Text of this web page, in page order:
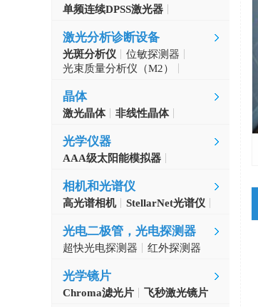
单频连续DPSS激光器
激光分析诊断设备
光斑分析仪
位敏探测器
自准直仪
光束质量分析仪（M2）
晶体
激光晶体
非线性晶体
光学仪器
AAA级太阳能模拟器
相机和光谱仪
高光谱相机 StellarNet光谱仪
光电二极管，光电探测器
超快光电探测器 红外探测器
光学镜片
Chroma滤光片 飞秒激光镜片